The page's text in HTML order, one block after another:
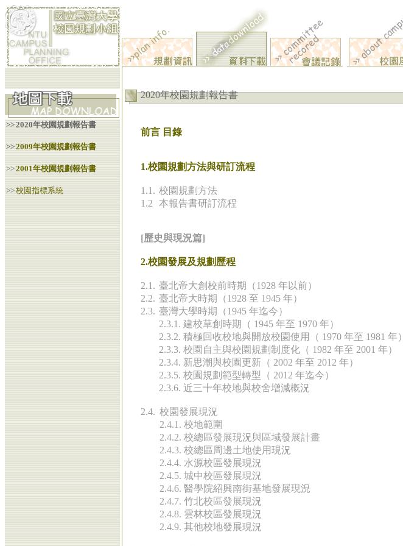
>>2020年校園規劃報告書
>>2009年校園規劃報告書
>>2001年校園規劃報告書
>>校園指標系統
2020年校園規劃報告書
前言 目錄
1.校園規劃方法與研訂流程
1.1. 校園規劃方法
1.2
本報告書研訂流程
[歷史與現況篇]
2.校園發展及規劃歷程
2.1. 臺北帝大創校前時期（1928 年以前）
2.2. 臺北帝大時期（1928 至 1945 年）
2.3. 臺灣大學時期（1945 年迄今）
2.3.1. 建校草創時期（ 1945 年至 1970 年）
2.3.2. 積極回收校地與開放校園使用（ 1970 年至 1981 年）
2.3.3. 校園自主與校園規劃制度化（ 1982 年至 2001 年）
2.3.4. 新思潮與校園更新（ 2002 年至 2012 年）
2.3.5. 校園規劃範型轉型（ 2012 年迄今）
2.3.6. 近三十年校地與校舍增減概況
2.4. 校園發展現況
2.4.1. 校地範圍
2.4.2. 校總區發展現況與區域發展計畫
2.4.3. 校總區周邊土地使用現況
2.4.4. 水源校區發展現況
2.4.5. 城中校區發展現況
2.4.6. 醫學院紹興南街基地發展現況
2.4.7. 竹北校區發展現況
2.4.8. 雲林校區發展現況
2.4.9. 其他校地發展現況